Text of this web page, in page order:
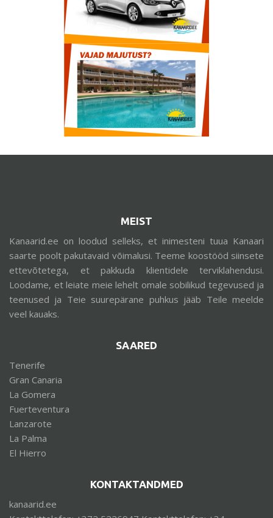
MEIST
Kanaarid.ee on loodud selleks, et inimesteni tuua Kanaari
saarte poolt pakutavaid võimalusi. Teeme koostööd siinsete
ettevõtetega, et pakkuda klientidele terviklahendusi.
Loodame, et leiate meie lehelt omale sobilikud tegevused ja
teenused ja Teie suurepärane puhkus jääb Teile meelde
veel kauaks.
SAARED
Tenerife
Gran Canaria
La Gomera
Fuerteventura
Lanzarote
La Palma
El Hierro
KONTAKTANDMED
kanaarid.ee